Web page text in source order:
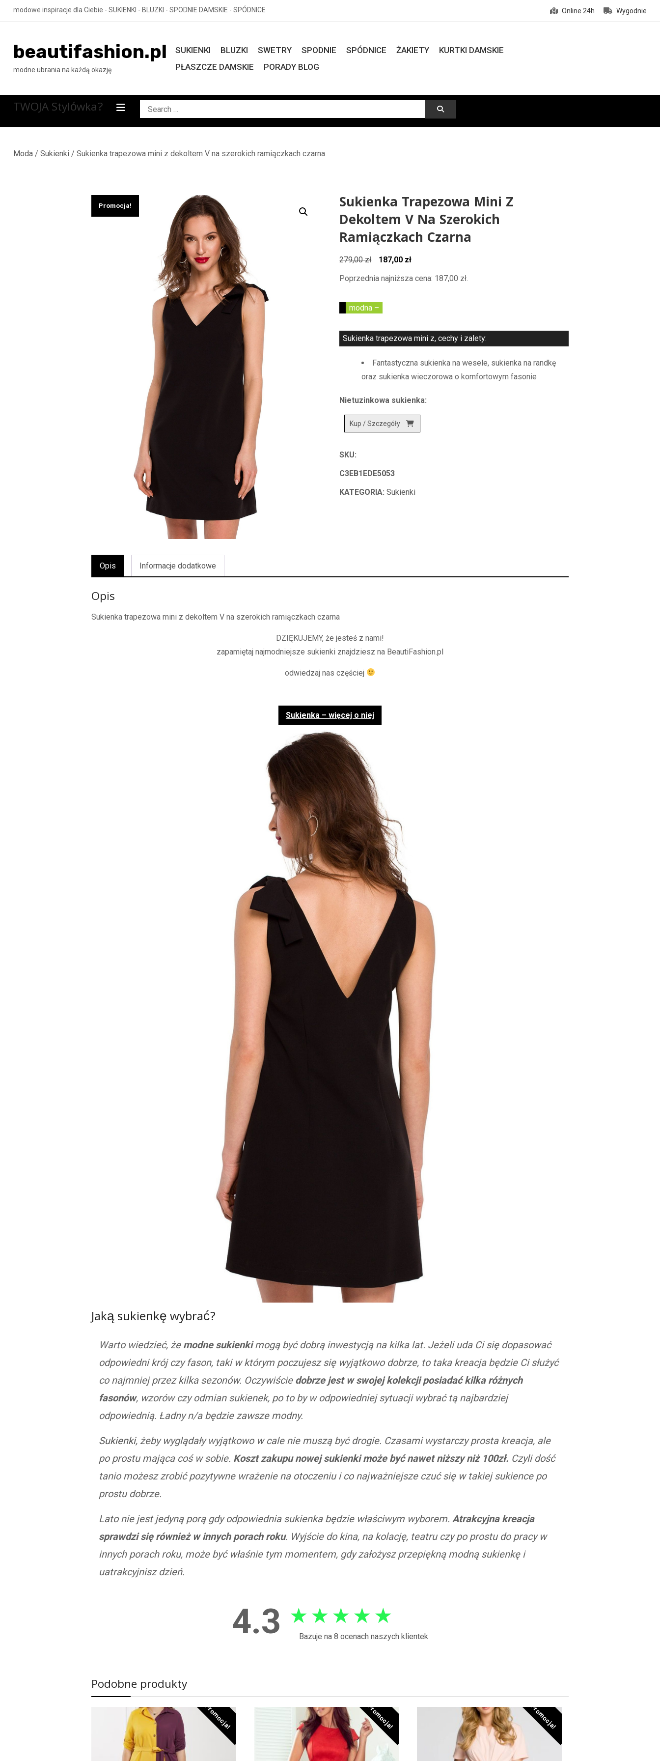
Skip
to
modowe inspiracje dla Ciebie - SUKIENKI - BLUZKI - SPODNIE DAMSKIE - SPÓDNICE Online 24h Wygodnie
beautifashion.pl
modne ubrania na każdą okazję
SUKIENKI BLUZKI SWETRY SPODNIE SPÓDNICE ŻAKIETY
KURTKI DAMSKIE
PŁASZCZE DAMSKIE
PORADY BLOG
TWOJA Stylówka?
Search
for:
Moda/ Sukienki/ Sukienka trapezowa mini z dekoltem V na szerokich ramiączkach czarna
Promocja!
Sukienka Trapezowa Mini Z
Dekoltem V Na Szerokich
Ramiączkach Czarna
279,00zł
Pierwotna
cena
279,00 zł.
187,00 złAktualna
Poprzednia najniższa cena: 187,00 zł.
modna –
Sukienka trapezowa mini z, cechy i zalety:
Fantastyczna sukienka na wesele, sukienka na randkę
oraz sukienka wieczorowa o komfortowym fasonie
Nietuzinkowa sukienka:
Kup / Szczegóły
SKU:
C3EB1EDE5053
KATEGORIA:Sukienki
Opis Informacje dodatkowe
Opis
Sukienka trapezowa mini z dekoltem V na szerokich ramiączkach czarna
DZIĘKUJEMY, że jesteś z nami!
zapamiętaj najmodniejsze sukienki znajdziesz na BeautiFashion.pl
odwiedzaj nas częściej
Sukienka – więcej o niej
Jaką sukienkę wybrać?
Warto wiedzieć, że modne sukienkimogą być dobrą inwestycją na kilka lat. Jeżeli uda Ci się dopasować
odpowiedni krój czy fason, taki w którym poczujesz się wyjątkowo dobrze, to taka kreacja będzie Ci służyć
co najmniej przez kilka sezonów. Oczywiście dobrze jest w swojej kolekcji posiadać kilka różnych
fasonów, wzorów czy odmian sukienek, po to by w odpowiedniej sytuacji wybrać tą najbardziej
odpowiednią. Ładny n/a będzie zawsze modny.
Sukienki, żeby wyglądały wyjątkowo w cale nie muszą być drogie. Czasami wystarczy prosta kreacja, ale
po prostu mająca coś w sobie. Koszt zakupu nowej sukienki może być nawet niższy niż 100zł. Czyli dość
tanio możesz zrobić pozytywne wrażenie na otoczeniu i co najważniejsze czuć się w takiej sukience po
prostu dobrze.
Lato nie jest jedyną porą gdy odpowiednia sukienka będzie właściwym wyborem. Atrakcyjna kreacja
sprawdzi się również w innych porach roku. Wyjście do kina, na kolację, teatru czy po prostu do pracy w
innych porach roku, może być właśnie tym momentem, gdy założysz przepiękną modną sukienkę i
uatrakcyjnisz dzień.
4.3 ★ ★ ★ ★ ★
Bazuje na 8 ocenach naszych klientek
Podobne produkty
Promocja! Promocja! Promocja!